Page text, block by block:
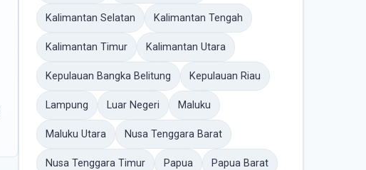
Kalimantan Selatan Kalimantan Tengah
Kalimantan Timur Kalimantan Utara
Kepulauan Bangka Belitung Kepulauan Riau
Lampung Luar Negeri Maluku
Maluku Utara Nusa Tenggara Barat
Nusa Tenggara Timur Papua Papua Barat